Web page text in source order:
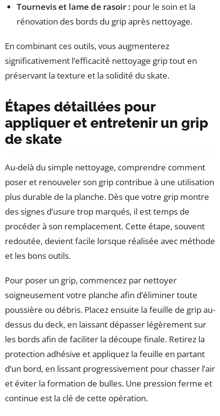
Tournevis et lame de rasoir : pour le soin et la
rénovation des bords du grip après nettoyage.
En combinant ces outils, vous augmenterez
significativement l’efficacité nettoyage grip tout en
préservant la texture et la solidité du skate.
Étapes détaillées pour
appliquer et entretenir un grip
de skate
Au-delà du simple nettoyage, comprendre comment
poser et renouveler son grip contribue à une utilisation
plus durable de la planche. Dès que votre grip montre
des signes d’usure trop marqués, il est temps de
procéder à son remplacement. Cette étape, souvent
redoutée, devient facile lorsque réalisée avec méthode
et les bons outils.
Pour poser un grip, commencez par nettoyer
soigneusement votre planche afin d’éliminer toute
poussière ou débris. Placez ensuite la feuille de grip au-
dessus du deck, en laissant dépasser légèrement sur
les bords afin de faciliter la découpe finale. Retirez la
protection adhésive et appliquez la feuille en partant
d’un bord, en lissant progressivement pour chasser l’air
et éviter la formation de bulles. Une pression ferme et
continue est la clé de cette opération.